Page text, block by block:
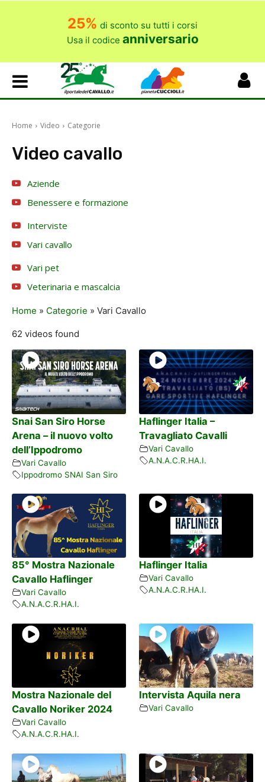
25% di sconto su tutti i corsi
Usa il codice anniversario
Home Video Categorie
Video cavallo
Aziende
Benessere e formazione
Interviste
Vari cavallo
Vari pet
Veterinaria e mascalcia
Home » Categorie » Vari Cavallo
62 videos found
Snai San Siro Horse
Arena – il nuovo volto
dell’Ippodromo
Vari Cavallo
Ippodromo SNAI San Siro
Haflinger Italia –
Travagliato Cavalli
Vari Cavallo
A.N.A.C.R.HA.I.
85° Mostra Nazionale
Cavallo Haflinger
Vari Cavallo
A.N.A.C.R.HA.I.
Haflinger Italia
Vari Cavallo
A.N.A.C.R.HA.I.
Mostra Nazionale del
Cavallo Noriker 2024
Vari Cavallo
A.N.A.C.R.HA.I.
Intervista Aquila nera
Vari Cavallo